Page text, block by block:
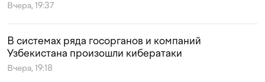
Вчера, 19:37
В системах ряда госорганов и компаний
Узбекистана произошли кибератаки
Вчера, 19:18